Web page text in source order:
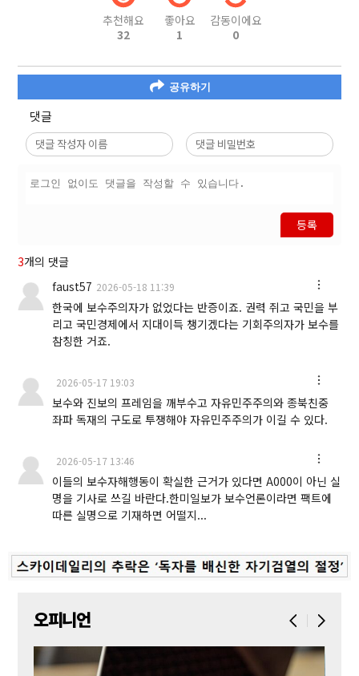
추천해요
32
좋아요
1
감동이에요
0
공유하기
댓글
등록
3개의 댓글
faust57 2026-05-18 11:39
한국에 보수주의자가 없었다는 반증이죠. 권력 쥐고 국민을 부
리고 국민경제에서 지대이득 챙기겠다는 기회주의자가 보수를
참칭한 거죠.
2026-05-17 19:03
보수와 진보의 프레임을 깨부수고 자유민주주의와 종북친중
좌파 독재의 구도로 투쟁해야 자유민주주의가 이길 수 있다.
2026-05-17 13:46
이들의 보수자해행동이 확실한 근거가 있다면 A000이 아닌 실
명을 기사로 쓰길 바란다.한미일보가 보수언론이라면 팩트에
따른 실명으로 기재하면 어떨지...
오피니언